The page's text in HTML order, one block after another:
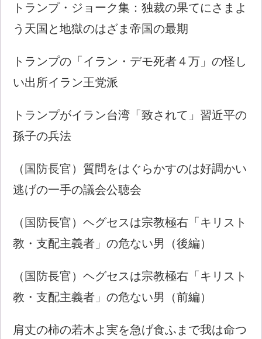
トランプ・ジョーク集：独裁の果てにさまよ
う天国と地獄のはざま帝国の最期
トランプの「イラン・デモ死者４万」の怪し
い出所イラン王党派
トランプがイラン台湾「致されて」習近平の
孫子の兵法
（国防長官）質問をはぐらかすのは好調かい
逃げの一手の議会公聴会
（国防長官）ヘグセスは宗教極右「キリスト
教・支配主義者」の危ない男（後編）
（国防長官）ヘグセスは宗教極右「キリスト
教・支配主義者」の危ない男（前編）
肩丈の柿の若木よ実を急げ食ふまで我は命つ